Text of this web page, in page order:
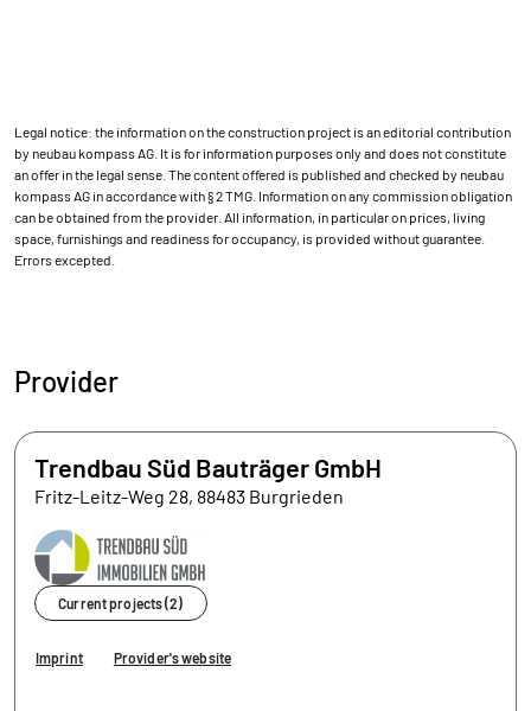
Legal notice: the information on the construction project is an editorial contribution
by neubau kompass AG. It is for information purposes only and does not constitute
an offer in the legal sense. The content offered is published and checked by neubau
kompass AG in accordance with § 2 TMG. Information on any commission obligation
can be obtained from the provider. All information, in particular on prices, living
space, furnishings and readiness for occupancy, is provided without guarantee.
Errors excepted.
Provider
Trendbau Süd Bauträger GmbH
Fritz-Leitz-Weg 28, 88483 Burgrieden
Current projects (2)
Imprint Provider's website